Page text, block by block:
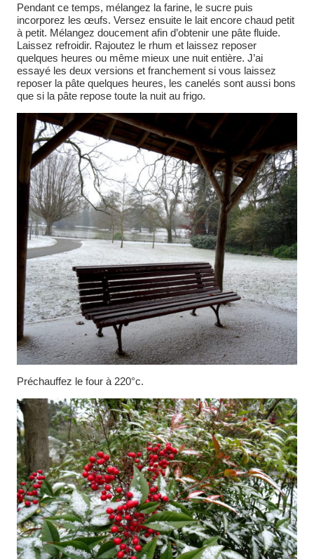
Pendant ce temps, mélangez la farine, le sucre puis
incorporez les œufs. Versez ensuite le lait encore chaud petit
à petit. Mélangez doucement afin d’obtenir une pâte fluide.
Laissez refroidir. Rajoutez le rhum et laissez reposer
quelques heures ou même mieux une nuit entière. J’ai
essayé les deux versions et franchement si vous laissez
reposer la pâte quelques heures, les canelés sont aussi bons
que si la pâte repose toute la nuit au frigo.
Préchauffez le four à 220°c.